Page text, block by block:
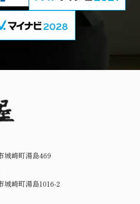
城崎町湯島469
城崎町湯島1016-2